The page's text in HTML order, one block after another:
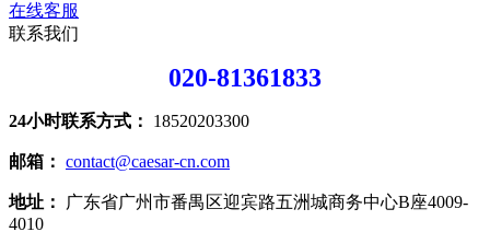
在线客服
联系我们
020-81361833
24小时联系方式： 18520203300
邮箱： contact@caesar-cn.com
地址：
广东省广州市番禺区迎宾路五洲城商务中心B座4009-
4010